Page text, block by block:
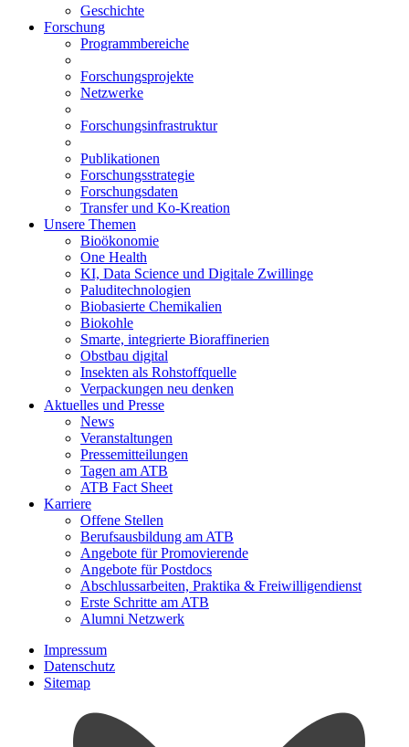
Geschichte
Forschung
Programmbereiche
Forschungsprojekte
Netzwerke
Forschungsinfrastruktur
Publikationen
Forschungsstrategie
Forschungsdaten
Transfer und Ko-Kreation
Unsere Themen
Bioökonomie
One Health
KI, Data Science und Digitale Zwillinge
Paluditechnologien
Biobasierte Chemikalien
Biokohle
Smarte, integrierte Bioraffinerien
Obstbau digital
Insekten als Rohstoffquelle
Verpackungen neu denken
Aktuelles und Presse
News
Veranstaltungen
Pressemitteilungen
Tagen am ATB
ATB Fact Sheet
Karriere
Offene Stellen
Berufsausbildung am ATB
Angebote für Promovierende
Angebote für Postdocs
Abschlussarbeiten, Praktika & Freiwilligendienst
Erste Schritte am ATB
Alumni Netzwerk
Impressum
Datenschutz
Sitemap